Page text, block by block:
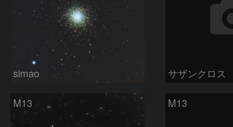
simao サザンクロス
M13 M13